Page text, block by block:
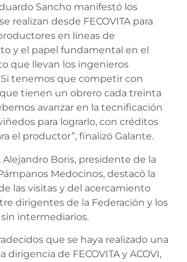
Sancho manifestó los
realizan desde FECOVITA para
en líneas de
y el papel fundamental en el
que llevan los ingenieros
tenemos que competir con
tienen un obrero cada treinta
avanzar en la tecnificación
para lograrlo, con créditos
el productor”, finalizó Galante.
Alejandro Boris, presidente de la
Medocinos, destacó la
las visitas y del acercamiento
dirigentes de la Federación y los
intermediarios.
que se haya realizado una
dirigencia de FECOVITA y ACOVI,